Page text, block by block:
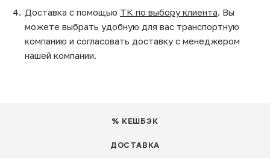
Доставка с помощью ТК по выбору клиента. Вы
можете выбрать удобную для вас транспортную
компанию и согласовать доставку с менеджером
нашей компании.
% КЕШБЭК
ДОСТАВКА